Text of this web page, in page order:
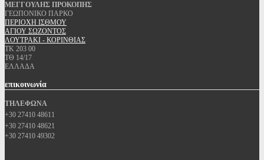
ΜΕΓΓΟΥΛΗΣ ΠΡΟΚΟΠΗΣ
ΓΕΩΠΟΝΙΚΟ ΠΑΡΚΟ
ΠΕΡΙΟΧΗ ΙΣΘΜΟΥ
ΑΓΙΟΥ ΣΩΖΟΝΤΟΣ
ΛΟΥΤΡΑΚΙ - ΚΟΡΙΝΘΙΑΣ
ΤΚ 203 00
ΤΘ 14/17
ΕΛΛΑΔΑ
επικοινωνία
ΤΗΛΕΦΩΝΑ
+30 27410 48611
+30 27410 48621
+30 27410 49302